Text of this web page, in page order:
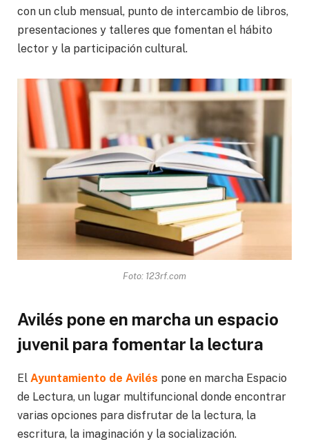
con un club mensual, punto de intercambio de libros,
presentaciones y talleres que fomentan el hábito
lector y la participación cultural.
Foto: 123rf.com
Avilés pone en marcha un espacio
juvenil para fomentar la lectura
El Ayuntamiento de Avilés pone en marcha Espacio
de Lectura, un lugar multifuncional donde encontrar
varias opciones para disfrutar de la lectura, la
escritura, la imaginación y la socialización.